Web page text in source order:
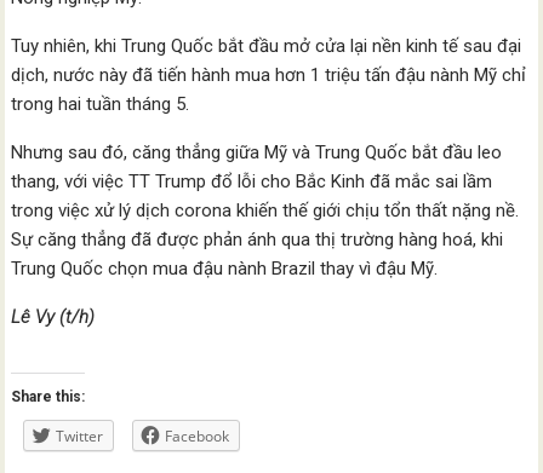
Tuy nhiên, khi Trung Quốc bắt đầu mở cửa lại nền kinh tế sau đại
dịch, nước này đã tiến hành mua hơn 1 triệu tấn đậu nành Mỹ chỉ
trong hai tuần tháng 5.
Nhưng sau đó, căng thẳng giữa Mỹ và Trung Quốc bắt đầu leo
thang, với việc TT Trump đổ lỗi cho Bắc Kinh đã mắc sai lầm
trong việc xử lý dịch corona khiến thế giới chịu tổn thất nặng nề.
Sự căng thẳng đã được phản ánh qua thị trường hàng hoá, khi
Trung Quốc chọn mua đậu nành Brazil thay vì đậu Mỹ.
Lê Vy (t/h)
Share this:
Twitter Facebook